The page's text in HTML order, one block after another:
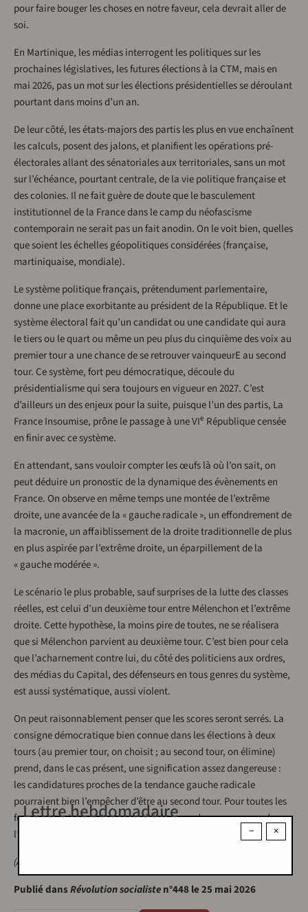
pour faire bouger les choses en notre faveur, cela devrait aller de
soi.
En Martinique, les médias interrogent les politiques sur les
prochaines législatives, les futures élections à la CTM, mais en
mai 2026, pas un mot sur les élections présidentielles se déroulant
pourtant dans moins d’un an.
De leur côté, les états-majors des partis les plus en vue enchaînent
les calculs, posent des jalons, et planifient les opérations pré-
électorales allant des sénatoriales aux territoriales, sans un mot
sur l’échéance, pourtant centrale, de la vie politique française et
des colonies. Il ne fait guère de doute que le basculement
institutionnel de la France dans le camp du néofascisme
contemporain ne serait pas un fait anodin. On le voit bien, quelles
que soient les échelles géopolitiques considérées (française,
martiniquaise, mondiale).
Le système politique français, prétendument parlementaire,
donne une place exorbitante au président de la République. Et le
système électoral fait qu’un candidat ou une candidate qui aura
le tiers ou le quart ou même un peu plus du cinquième des voix au
premier tour a une chance de se retrouver vainqueurE au second
tour. Ce système, fort peu démocratique, découle du
présidentialisme qui sera toujours en vigueur en 2027. C’est
d’ailleurs un des enjeux pour la suite, puisque l’un des partis, La
France Insoumise, prône le passage à une VIe République censée
en finir avec ce système.
En attendant, sans vouloir compter les œufs là où l’on sait, on
peut déduire un pronostic de la dynamique des évènements en
France. On observe en même temps une montée de l’extrême
droite, une avancée de la « gauche radicale », un effondrement de
la macronie, un affaiblissement de la droite traditionnelle de plus
en plus aspirée par l’extrême droite, un éparpillement de la
« gauche modérée ».
Le scénario le plus probable, sauf surprises de la lutte des classes
réelles, est celui d’un deuxième tour entre Mélenchon et l’extrême
droite. Cette hypothèse, la moins pire de toutes, ne se réalisera
que si Mélenchon parvient au deuxième tour. C’est bien pour cela
que l’acharnement contre lui, du côté des politiciens aux ordres,
des médias du Capital, des défenseurs en tous genres du système,
est aussi systématique, aussi violent.
On peut raisonnablement penser que les scores seront serrés. La
consigne démocratique bien connue dans les élections à deux
tours (au premier tour, on choisit ; au second tour, on élimine)
prend, dans le cas présent, une signification assez dangereuse :
les candidatures proches de la tendance gauche radicale
pourraient bien l’empêcher d’être au second tour. Pour toutes les
forces qui se trouvent en capacité de peser dans un sens ou dans
l’autre, il y a lieu de bien mesurer les risques.
(À suivre)
Publié dansRévolution socialisten°448 le 25 mai 2026
×
−
Lettre hebdomadaire